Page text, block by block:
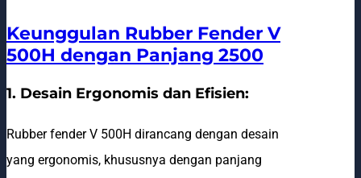
Keunggulan Rubber Fender V
500H dengan Panjang 2500
1. Desain Ergonomis dan Efisien:
Rubber fender V 500H dirancang dengan desain
yang ergonomis, khususnya dengan panjang